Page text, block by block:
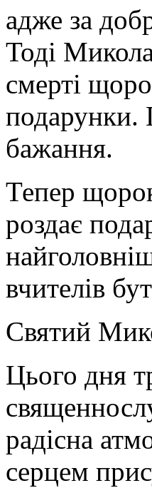
адже за
Тоді
смерті
подарунки.
бажання.
Тепер
роздає
вчителів
Святий
Цього дня
радісна
серцем